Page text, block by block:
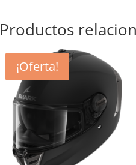
Productos
¡Oferta!